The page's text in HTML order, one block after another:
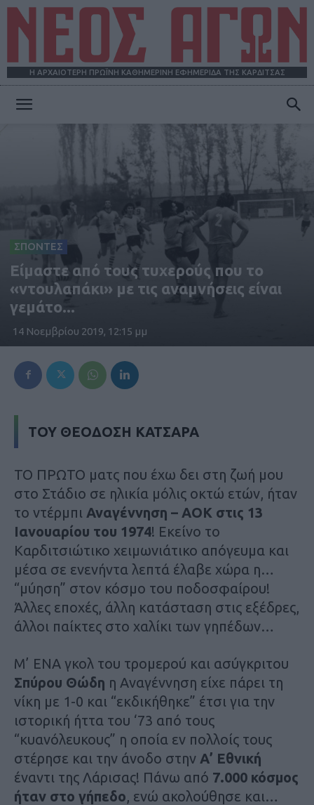
Η ΑΡΧΑΙΟΤΕΡΗ ΠΡΩΪΝΗ ΚΑΘΗΜΕΡΙΝΗ ΕΦΗΜΕΡΙΔΑ ΤΗΣ ΚΑΡΔΙΤΣΑΣ
ΑΓΩΝ
ΣΠΟΝΤΕΣ
Είμαστε από τους τυχερούς που το
«ντουλαπάκι» με τις αναμνήσεις είναι
γεμάτο...
14 Νοεμβρίου 2019, 12:15 μμ
ΤΟΥ ΘΕΟΔΟΣΗ ΚΑΤΣΑΡΑ
TO ΠΡΩΤΟ ματς που έχω δει στη ζωή μου
στο Στάδιο σε ηλικία μόλις οκτώ ετών, ήταν
το ντέρμπι Αναγέννηση – ΑΟΚ στις 13
Ιανουαρίου του 1974! Εκείνο το
Καρδιτσιώτικο χειμωνιάτικο απόγευμα και
μέσα σε ενενήντα λεπτά έλαβε χώρα η…
“μύηση” στον κόσμο του ποδοσφαίρου!
Άλλες εποχές, άλλη κατάσταση στις εξέδρες,
άλλοι παίκτες στο χαλίκι των γηπέδων…
Μ’ ΕΝΑ γκολ του τρομερού και ασύγκριτου
Σπύρου Θώδη η Αναγέννηση είχε πάρει τη
νίκη με 1-0 και “εκδικήθηκε” έτσι για την
ιστορική ήττα του ‘73 από τους
“κυανόλευκους” η οποία εν πολλοίς τους
στέρησε και την άνοδο στην Α’ Εθνική
έναντι της Λάρισας! Πάνω από 7.000 κόσμος
ήταν στο γήπεδο, ενώ ακολούθησε και…